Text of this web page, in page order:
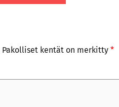
Pakolliset kentät on merkitty *